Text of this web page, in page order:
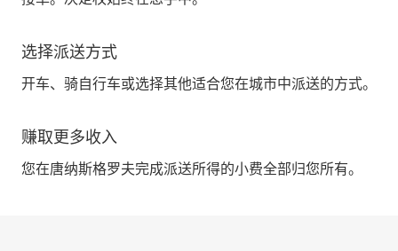
选择派送方式
开车、骑自行车或选择其他适合您在城市中派送的方式。
赚取更多收入
您在唐纳斯格罗夫完成派送所得的小费全部归您所有。